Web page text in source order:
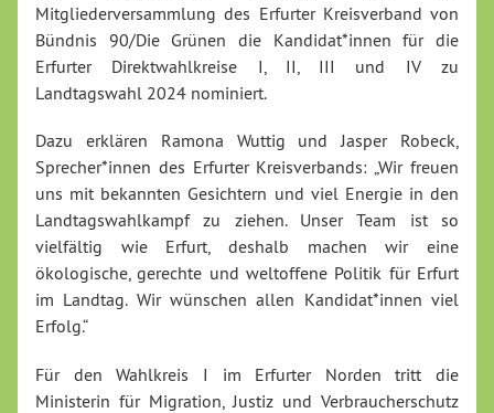
Mitgliederversammlung des Erfurter Kreisverband von
Bündnis 90/Die Grünen die Kandidat*innen für die
Erfurter Direktwahlkreise I, II, III und IV zu
Landtagswahl 2024 nominiert.
Dazu erklären Ramona Wuttig und Jasper Robeck,
Sprecher*innen des Erfurter Kreisverbands: „Wir freuen
uns mit bekannten Gesichtern und viel Energie in den
Landtagswahlkampf zu ziehen. Unser Team ist so
vielfältig wie Erfurt, deshalb machen wir eine
ökologische, gerechte und weltoffene Politik für Erfurt
im Landtag. Wir wünschen allen Kandidat*innen viel
Erfolg.“
Für den Wahlkreis I im Erfurter Norden tritt die
Ministerin für Migration, Justiz und Verbraucherschutz